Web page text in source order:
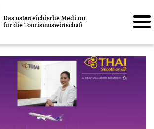
Das österreichische Medium
für die Tourismuswirtschaft